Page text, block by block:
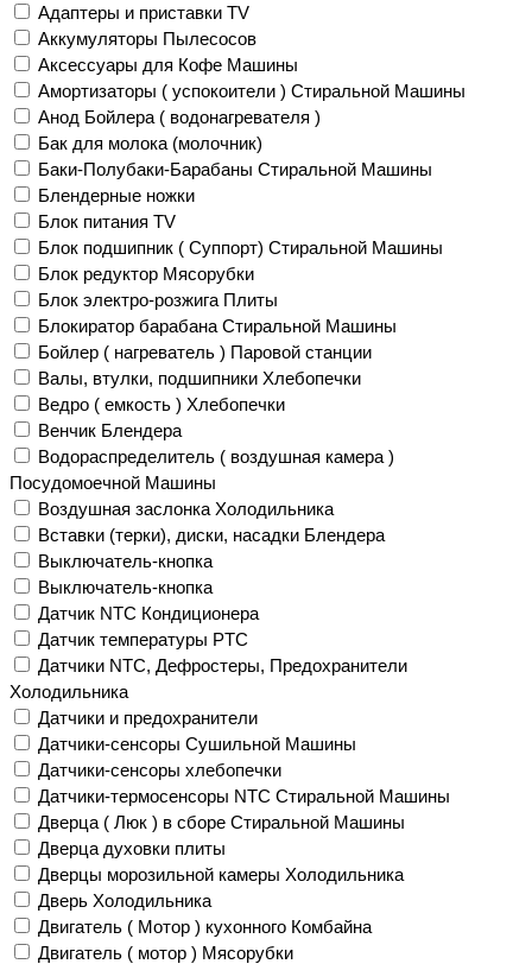
Адаптеры и приставки TV
Аккумуляторы Пылесосов
Аксессуары для Кофе Машины
Амортизаторы ( успокоители ) Стиральной Машины
Анод Бойлера ( водонагревателя )
Бак для молока (молочник)
Баки-Полубаки-Барабаны Стиральной Машины
Блендерные ножки
Блок питания TV
Блок подшипник ( Суппорт) Стиральной Машины
Блок редуктор Мясорубки
Блок электро-розжига Плиты
Блокиратор барабана Стиральной Машины
Бойлер ( нагреватель ) Паровой станции
Валы, втулки, подшипники Хлебопечки
Ведро ( емкость ) Хлебопечки
Венчик Блендера
Водораспределитель ( воздушная камера )
Посудомоечной Машины
Воздушная заслонка Холодильника
Вставки (терки), диски, насадки Блендера
Выключатель-кнопка
Выключатель-кнопка
Датчик NTC Кондиционера
Датчик температуры PTC
Датчики NTC, Дефростеры, Предохранители
Холодильника
Датчики и предохранители
Датчики-сенсоры Сушильной Машины
Датчики-сенсоры хлебопечки
Датчики-термосенсоры NTC Стиральной Машины
Дверца ( Люк ) в сборе Стиральной Машины
Дверца духовки плиты
Дверцы морозильной камеры Холодильника
Дверь Холодильника
Двигатель ( Мотор ) кухонного Комбайна
Двигатель ( мотор ) Мясорубки